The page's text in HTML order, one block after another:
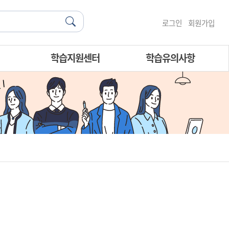
로그인 회원가입
학습지원센터 학습유의사항